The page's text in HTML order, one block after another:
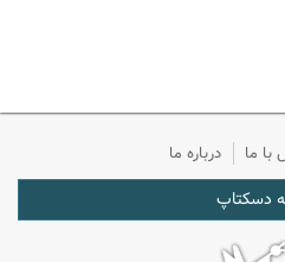
با ما درباره ما
دسکتاپ